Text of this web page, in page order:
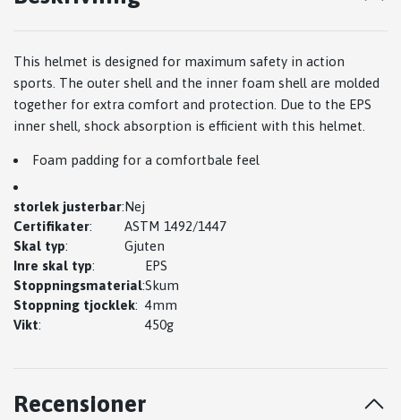
This helmet is designed for maximum safety in action
sports. The outer shell and the inner foam shell are molded
together for extra comfort and protection. Due to the EPS
inner shell, shock absorption is efficient with this helmet.
Foam padding for a comfortbale feel
storlek justerbar:Nej
Certifikater:
ASTM 1492/1447
Skal typ:
Gjuten
Inre skal typ:
EPS
Stoppningsmaterial:Skum
Stoppning tjocklek: 4mm
Vikt: 450g
Recensioner